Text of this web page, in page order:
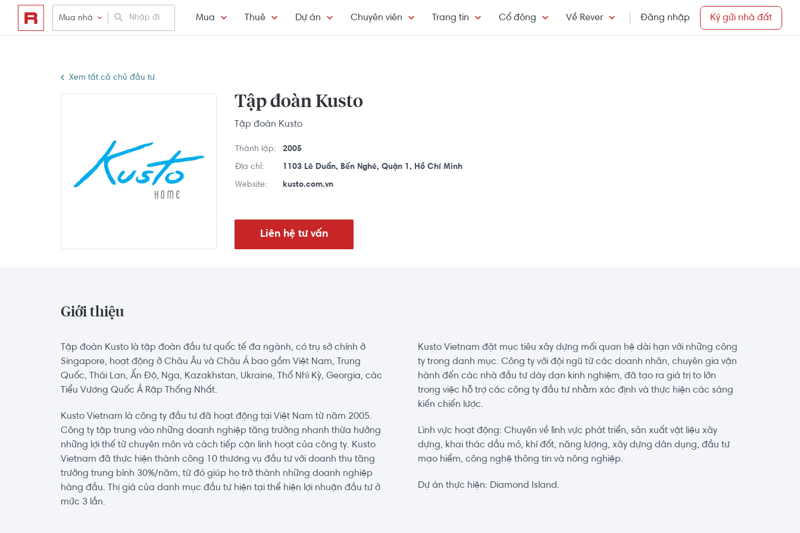
Mua nhà Mua Thuê Dự án Chuyên viên Trang tin Cổ đông Về Rever Đăng nhập Ký gửi nhà đất
Xem tất cả chủ đầu tư
Tập đoàn Kusto
Tập đoàn Kusto
Thành lập: 2005
Địa chỉ: 1103 Lê Duẩn, Bến Nghé, Quận 1, Hồ Chí Minh
Website: kusto.com.vn
Liên hệ tư vấn
Giới thiệu
Tập đoàn Kusto là tập đoàn đầu tư quốc tế đa ngành, có trụ sở chính ở
Singapore, hoạt động ở Châu Âu và Châu Á bao gồm Việt Nam, Trung
Quốc, Thái Lan, Ấn Độ, Nga, Kazakhstan, Ukraine, Thổ Nhĩ Kỳ, Georgia, các
Tiểu Vương Quốc Ả Rập Thống Nhất.
Kusto Vietnam là công ty đầu tư đã hoạt động tại Việt Nam từ năm 2005.
Công ty tập trung vào những doanh nghiệp tăng trưởng nhanh thừa hưởng
những lợi thế từ chuyên môn và cách tiếp cận linh hoạt của công ty. Kusto
Vietnam đã thực hiện thành công 10 thương vụ đầu tư với doanh thu tăng
trưởng trung bình 30%/năm, từ đó giúp họ trở thành những doanh nghiệp
hàng đầu. Thị giá của danh mục đầu tư hiện tại thể hiện lợi nhuận đầu tư ở
mức 3 lần.
Kusto Vietnam đặt mục tiêu xây dựng mối quan hệ dài hạn với những công
ty trong danh mục. Công ty với đội ngũ từ các doanh nhân, chuyên gia vận
hành đến các nhà đầu tư dày dạn kinh nghiệm, đã tạo ra giá trị to lớn
trong việc hỗ trợ các công ty đầu tư nhằm xác định và thực hiện các sáng
kiến chiến lược.
Lĩnh vực hoạt động: Chuyên về lĩnh vực phát triển, sản xuất vật liệu xây
dựng, khai thác dầu mỏ, khí đốt, năng lượng, xây dựng dân dụng, đầu tư
mạo hiểm, công nghệ thông tin và nông nghiệp.
Dự án thực hiện: Diamond Island.